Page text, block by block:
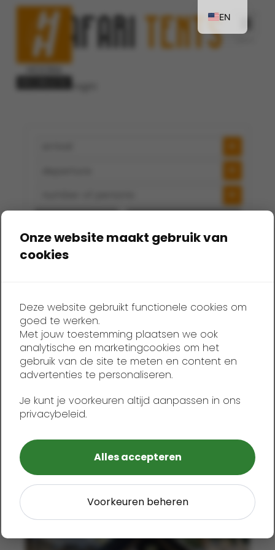
SAFARITENTS
back to overnight
Safari Tent XL
1 4
Safari Tent XS
Onze website maakt gebruik van
cookies
Deze website gebruikt functionele cookies om
goed te werken.
Met jouw toestemming plaatsen we ook
analytische en marketingcookies om het
gebruik van de site te meten en content en
advertenties te personaliseren.
Je kunt je voorkeuren altijd aanpassen in ons
privacybeleid.
Alles accepteren
Voorkeuren beheren
EN
NL